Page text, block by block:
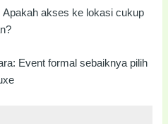
Apakah akses ke lokasi cukup
Event formal sebaiknya pilih